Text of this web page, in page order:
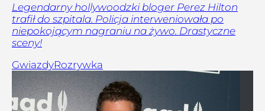
Legendarny hollywoodzki bloger Perez Hilton
trafił do szpitala. Policja interweniowała po
niepokojącym nagraniu na żywo. Drastyczne
sceny!
GwiazdyRozrywka